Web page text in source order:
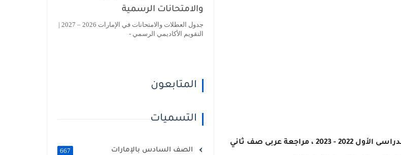
مذكرة مراجعة ليلة امتحان اللغة العربية للصف الثانى عشر الفصل الدراسى الأول 2022 - 2023 ، مراجعة عربى صف ثاني
والامتحانات الرسمية
جدول العطلات والامتحانات في الإمارات 2026 – 2027 |
التقويم الأكاديمي الرسمي -
المتابعون
التسميات
الصف السادس بالإمارات 667